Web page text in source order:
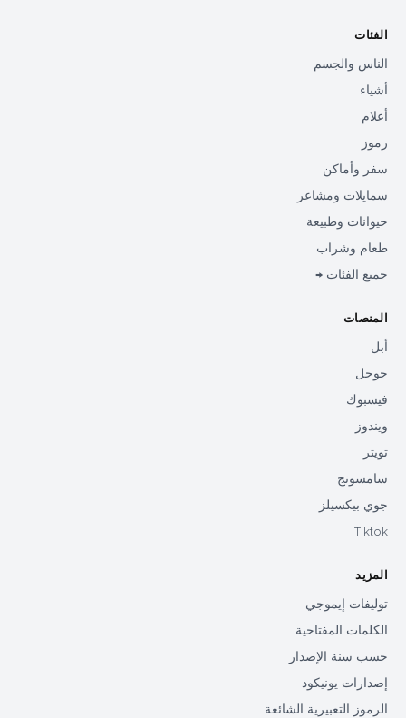
الفئات
الناس والجسم
أشياء
أعلام
رموز
سفر وأماكن
سمايلات ومشاعر
حيوانات وطبيعة
طعام وشراب
جميع الفئات →
المنصات
أبل
جوجل
فيسبوك
ويندوز
تويتر
سامسونج
جوي بيكسيلز
Tiktok
المزيد
توليفات إيموجي
الكلمات المفتاحية
حسب سنة الإصدار
إصدارات يونيكود
الرموز التعبيرية الشائعة